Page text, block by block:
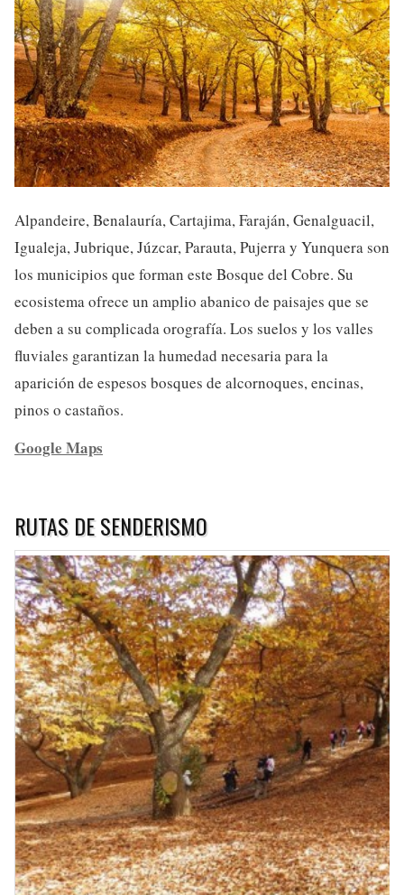
Alpandeire, Benalauría, Cartajima, Faraján, Genalguacil,
Igualeja, Jubrique, Júzcar, Parauta, Pujerra y Yunquera son
los municipios que forman este Bosque del Cobre. Su
ecosistema ofrece un amplio abanico de paisajes que se
deben a su complicada orografía. Los suelos y los valles
fluviales garantizan la humedad necesaria para la
aparición de espesos bosques de alcornoques, encinas,
pinos o castaños.
Google Maps
RUTAS DE SENDERISMO